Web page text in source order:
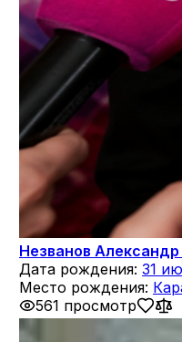
Незванов
Дата рождения: 31
Место рождения:
561 просмотр